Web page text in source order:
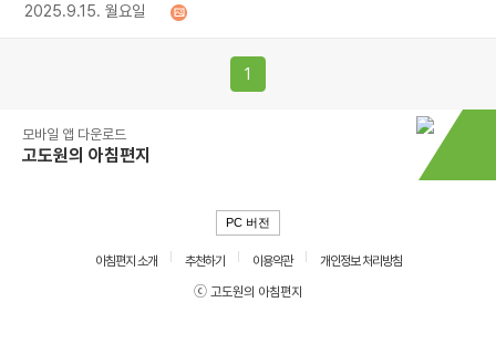
2025.9.15. 월요일
1
모바일 앱 다운로드
고도원의 아침편지
PC 버전
아침편지 소개 추천하기 이용약관
개인정보 처리방침
ⓒ 고도원의 아침편지